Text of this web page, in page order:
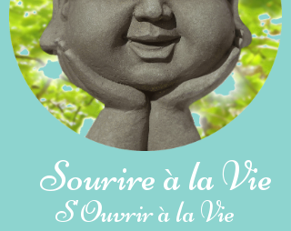
Sourire à la Vie
S'Ouvrir à la Vie